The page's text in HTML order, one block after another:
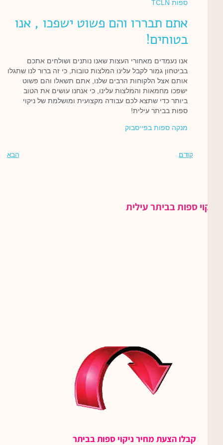
ספות TCLN
אתם תבררו והם פשוט ישפכו , אנו
בטוחים!
אנו נעמדים מאחורי העצות שאנו נותנים ושולחים אתכם
בביטחון גמור לקבל עלינו המלצות טובות, כי זה ברור לנו שתגלו
אותם אצל הלקוחות הרבים שלנו, אתם תשאלו והם פשוט
ישפכו מחמאות והמלצות עלינו, כי אנחנו עושים את הטוב
ביותר כדי שתצא לכם עבודה מקצועית ומושלמת של ניקוי
ספות בביתר עילית!
מנקה ספות בפייסבוק
קודם הבא
ניקוי ספות בביתר עילית
קבלו הצעת מחיר ניקוי ספות בביתר